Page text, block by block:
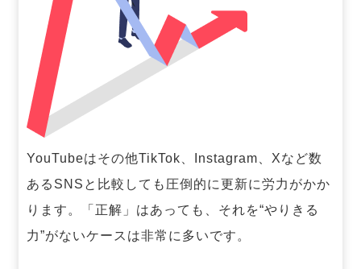
YouTubeはその他TikTok、Instagram、Xなど数
あるSNSと比較しても圧倒的に更新に労力がかか
ります。「正解」はあっても、それを“やりきる
力”がないケースは非常に多いです。